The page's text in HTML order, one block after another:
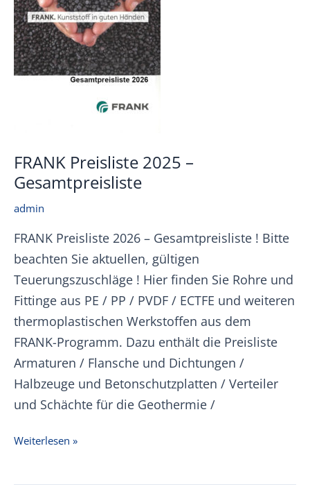
FRANK Preisliste 2025 –
Gesamtpreisliste
admin
FRANK Preisliste 2026 – Gesamtpreisliste ! Bitte
beachten Sie aktuellen, gültigen
Teuerungszuschläge ! Hier finden Sie Rohre und
Fittinge aus PE / PP / PVDF / ECTFE und weiteren
thermoplastischen Werkstoffen aus dem
FRANK-Programm. Dazu enthält die Preisliste
Armaturen / Flansche und Dichtungen /
Halbzeuge und Betonschutzplatten / Verteiler
und Schächte für die Geothermie /
FRANK
2025
Weiterlesen »